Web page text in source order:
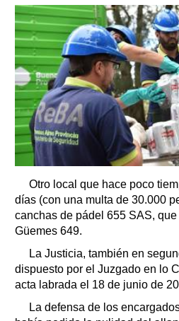
Otro local que hace poco
días (con una multa de 30.000
canchas de pádel 655 SAS,
Güemes 649.
La Justicia, también en
dispuesto por el Juzgado en lo
acta labrada el 18 de junio de
La defensa de los